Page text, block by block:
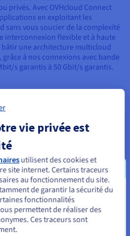
privés. Avec OVHcloud Connect
en exploitant les
sans vous soucier de la complexité
interconnexion flexible et à haute
une architecture multicloud
à nos connexions avec bande
s garantis à 50 Gbit/s garantis.
pour vos
vous bénéficiez d'une
entre votre réseau WAN et le vRack
vos ressources cloud à votre
solution flexible offre des options
une haute disponibilité grâce
deux PoP. Le routage
flux pour garantir une disponibilité
de niveau de service (SLA)
localisé en États-
sur le site de votre pays (États-
vie privée est
utilisent des cookies et
site internet. Certains traceurs
au fonctionnement du site.
de garantir la sécurité du
fonctionnalités
permettent de réaliser des
Ces traceurs sont